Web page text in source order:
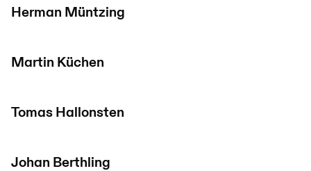
Herman Müntzing
Martin Küchen
Tomas Hallonsten
Johan Berthling